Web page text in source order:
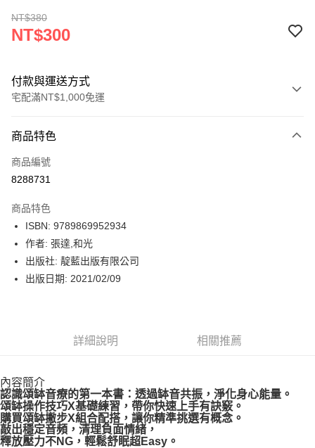
NT$380
NT$300
付款與運送方式
宅配滿NT$1,000免運
icash Pay
信用卡一次付款
LINE Pay
Apple Pay
街口支付
博客來商品配送方式
每筆NT$80，滿NT$1,000(含以上)免運費
商品特色
商品編號
8288731
商品特色
ISBN: 9789869952934
作者: 張達,和光
出版社: 靛藍出版有限公司
出版日期: 2021/02/09
詳細說明 相關推薦
內容簡介
認識頌缽音療的第一本書：透過缽音共振，淨化身心能量。
頌缽操作技巧X基礎練習，帶你快速上手有訣竅。
購買頌缽撇步X組合配搭，讓你精準挑選有概念。
敲出穩定音頻，清理負面情緒，
釋放壓力不NG，輕鬆舒眠超Easy。